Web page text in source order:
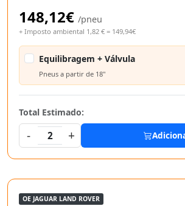
148,12€ /pneu
+ Imposto ambiental 1,82 € = 149,94€
Equilibragem + Válvula
Pneus a partir de 18"
Total Estimado:
-
2 +
OE JAGUAR LAND ROVER